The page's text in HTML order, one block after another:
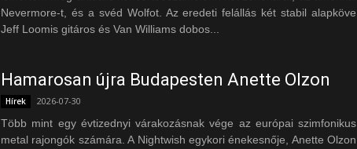
Nevermore-t, és a svéd Wolfot. Az eredeti felállás két stabil alapköve
Jeff Loomis gitáros és Van Williams dobos...
Hamarosan újra Budapesten Anette Olzon
Hírek 2026-07-30
Több mint egy évtizednyi várakozásnak vége az európai szimfonikus
metal rajongók számára. A Nightwish egykori énekesnője, Anette Olzon